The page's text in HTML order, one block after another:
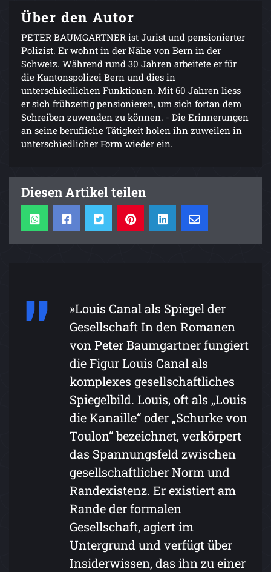
Über den Autor
PETER BAUMGARTNER ist Jurist und pensionierter
Polizist. Er wohnt in der Nähe von Bern in der
Schweiz. Während rund 30 Jahren arbeitete er für
die Kantonspolizei Bern und dies in
unterschiedlichen Funktionen. Mit 60 Jahren liess
er sich frühzeitig pensionieren, um sich fortan dem
Schreiben zuwenden zu können. - Die Erinnerungen
an seine berufliche Tätigkeit holen ihn zuweilen in
unterschiedlicher Form wieder ein.
Diesen Artikel teilen
»Louis Canal als Spiegel der
Gesellschaft In den Romanen
von Peter Baumgartner fungiert
die Figur Louis Canal als
komplexes gesellschaftliches
Spiegelbild. Louis, oft als „Louis
die Kanaille“ oder „Schurke von
Toulon“ bezeichnet, verkörpert
das Spannungsfeld zwischen
gesellschaftlicher Norm und
Randexistenz. Er existiert am
Rande der formalen
Gesellschaft, agiert im
Untergrund und verfügt über
Insiderwissen, das ihn zu einer